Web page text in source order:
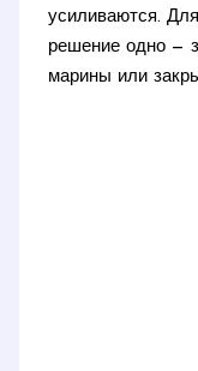
усиливаются.
решение одно —
марины или